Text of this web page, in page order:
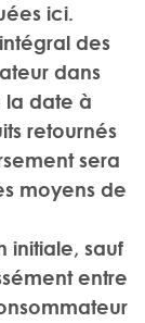
ici.
des
dans
la date à
retournés
sera
moyens de
initiale, sauf
entre